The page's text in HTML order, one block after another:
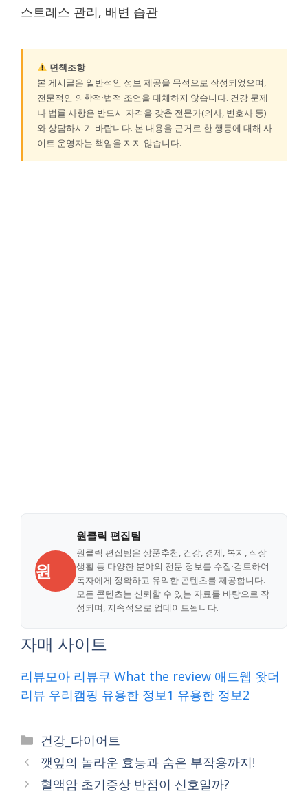
스트레스 관리, 배변 습관
면책조항
본 게시글은 일반적인 정보 제공을 목적으로 작성되었으며,
전문적인 의학적·법적 조언을 대체하지 않습니다. 건강 문제
나 법률 사항은 반드시 자격을 갖춘 전문가(의사, 변호사 등)
와 상담하시기 바랍니다. 본 내용을 근거로 한 행동에 대해 사
이트 운영자는 책임을 지지 않습니다.
원
원클릭 편집팀
원클릭 편집팀은 상품추천, 건강, 경제, 복지, 직장
생활 등 다양한 분야의 전문 정보를 수집·검토하여
독자에게 정확하고 유익한 콘텐츠를 제공합니다.
모든 콘텐츠는 신뢰할 수 있는 자료를 바탕으로 작
성되며, 지속적으로 업데이트됩니다.
자매 사이트
리뷰모아 리뷰쿠 What the review 애드웹 왓더
리뷰 우리캠핑 유용한 정보1 유용한 정보2
Categories
건강_다이어트
깻잎의 놀라운 효능과 숨은 부작용까지!
혈액암 초기증상 반점이 신호일까?